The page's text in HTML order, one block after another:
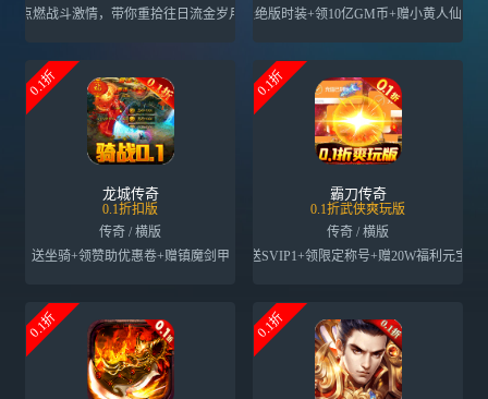
点燃战斗激情，带你重拾往日流金岁月
送绝版时装+领10亿GM币+赠小黄人仙宠
0.1折
龙城传奇
0.1折扣版
传奇 / 横版
送坐骑+领赞助优惠卷+赠镇魔剑甲
0.1折
霸刀传奇
0.1折武侠爽玩版
传奇 / 横版
送SVIP1+领限定称号+赠20W福利元宝
0.1折 0.1折